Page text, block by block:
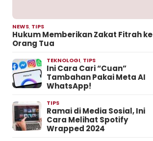
NEWS, TIPS
Hukum Memberikan Zakat Fitrah ke
Orang Tua
TEKNOLOGI, TIPS
Ini Cara Cari “Cuan”
Tambahan Pakai Meta AI
WhatsApp!
TIPS
Ramai di Media Sosial, Ini
Cara Melihat Spotify
Wrapped 2024